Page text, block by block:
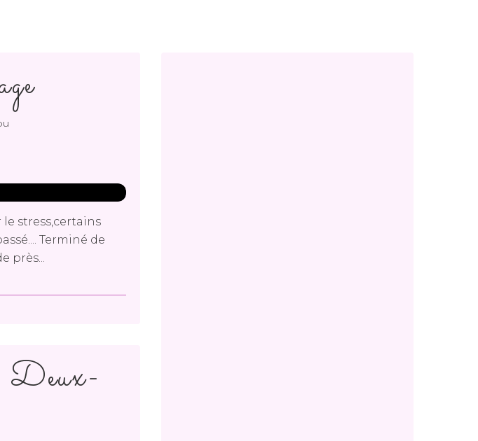
stress,certains
Terminé de
près...